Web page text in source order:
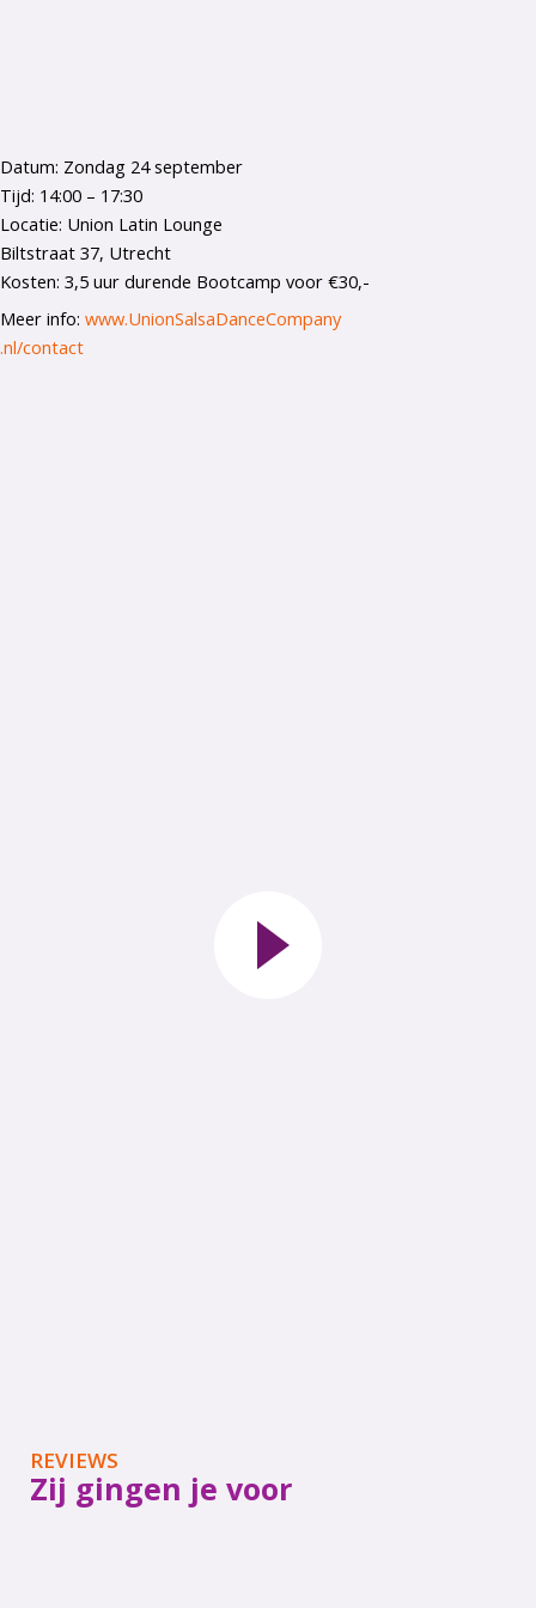
Datum: Zondag 24 september
Tijd: 14:00 – 17:30
Locatie: Union Latin Lounge
Biltstraat 37, Utrecht
Kosten: 3,5 uur durende Bootcamp voor €30,-
Meer info: www.UnionSalsaDanceCompany
.nl/contact
REVIEWS
Zij gingen je voor